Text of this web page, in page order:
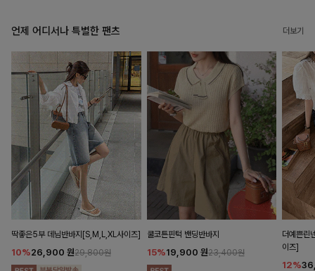
언제 어디서나 특별한 팬츠 더보기
딱좋은5부 데님반바지[S,M,L,XL사이즈]
10%26,900 원29,800원
쿨코튼핀턱 밴딩반바지
15%19,900 원23,400원
더예쁜린
이즈]
12%